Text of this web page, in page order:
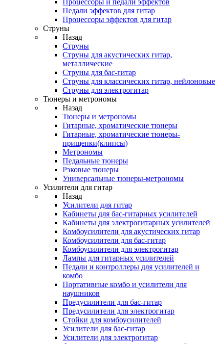
Процессоры и педали эффектов
Педали эффектов для гитар
Процессоры эффектов для гитар
Струны
Назад
Струны
Струны для акустических гитар,
металлические
Струны для бас-гитар
Струны для классических гитар, нейлоновые
Струны для электрогитар
Тюнеры и метрономы
Назад
Тюнеры и метрономы
Гитарные, хроматические тюнеры
Гитарные, хроматические тюнеры-
прищепки(клипсы)
Метрономы
Педальные тюнеры
Рэковые тюнеры
Универсальные тюнеры-метрономы
Усилители для гитар
Назад
Усилители для гитар
Кабинеты для бас-гитарных усилителей
Кабинеты для электрогитарных усилителей
Комбоусилители для акустических гитар
Комбоусилители для бас-гитар
Комбоусилители для электрогитар
Лампы для гитарных усилителей
Педали и контроллеры для усилителей и
комбо
Портативные комбо и усилители для
наушников
Предусилители для бас-гитар
Предусилители для электрогитар
Стойки для комбоусилителей
Усилители для бас-гитар
Усилители для электрогитар